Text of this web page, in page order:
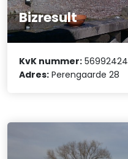
Bizresult
KvK nummer: 56992424
Adres: Perengaarde 28